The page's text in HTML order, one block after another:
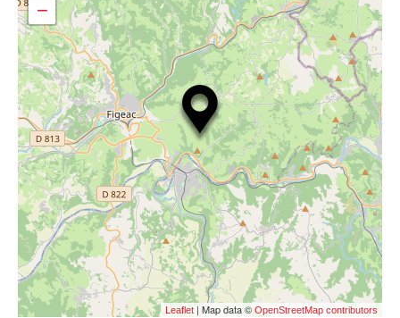
−
Leaflet | Map data © OpenStreetMap contributors